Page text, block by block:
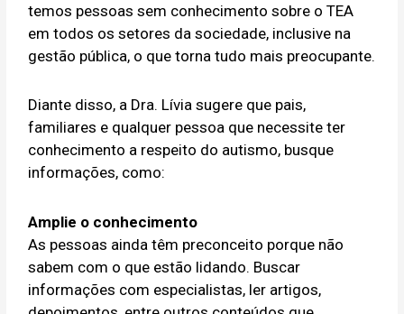
temos pessoas sem conhecimento sobre o TEA
em todos os setores da sociedade, inclusive na
gestão pública, o que torna tudo mais preocupante.
Diante disso, a Dra. Lívia sugere que pais,
familiares e qualquer pessoa que necessite ter
conhecimento a respeito do autismo, busque
informações, como:
Amplie o conhecimento
As pessoas ainda têm preconceito porque não
sabem com o que estão lidando. Buscar
informações com especialistas, ler artigos,